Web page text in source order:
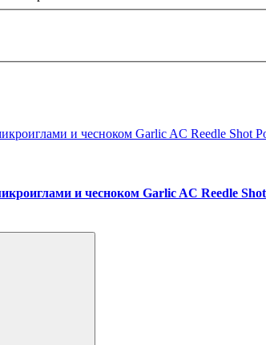
и чесноком Garlic AC Reedle